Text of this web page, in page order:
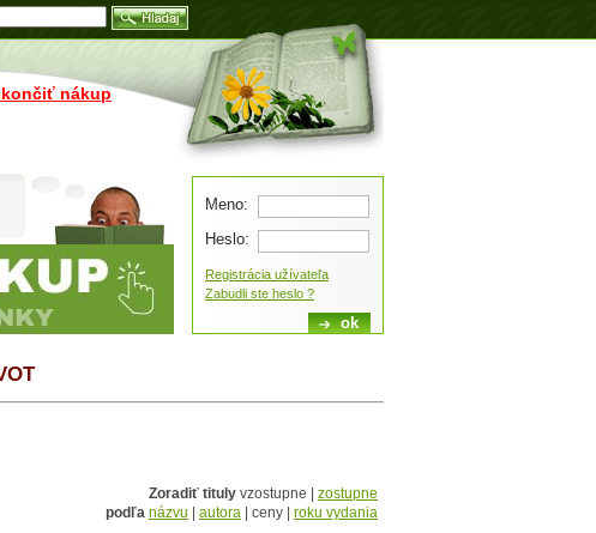
Zoradiť tituly vzostupne | zostupne
podľa názvu autora | ceny | roku vydania
Meno:
Heslo:
Registrácia užívateľa
Zabudli ste heslo ?
nákup